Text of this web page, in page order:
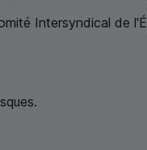
Intersyndical de